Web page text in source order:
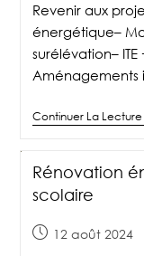
Revenir aux
énergétique–
surélévation–
Aménagements
Continuer La Lecture
Rénovation
scolaire
12 août 2024